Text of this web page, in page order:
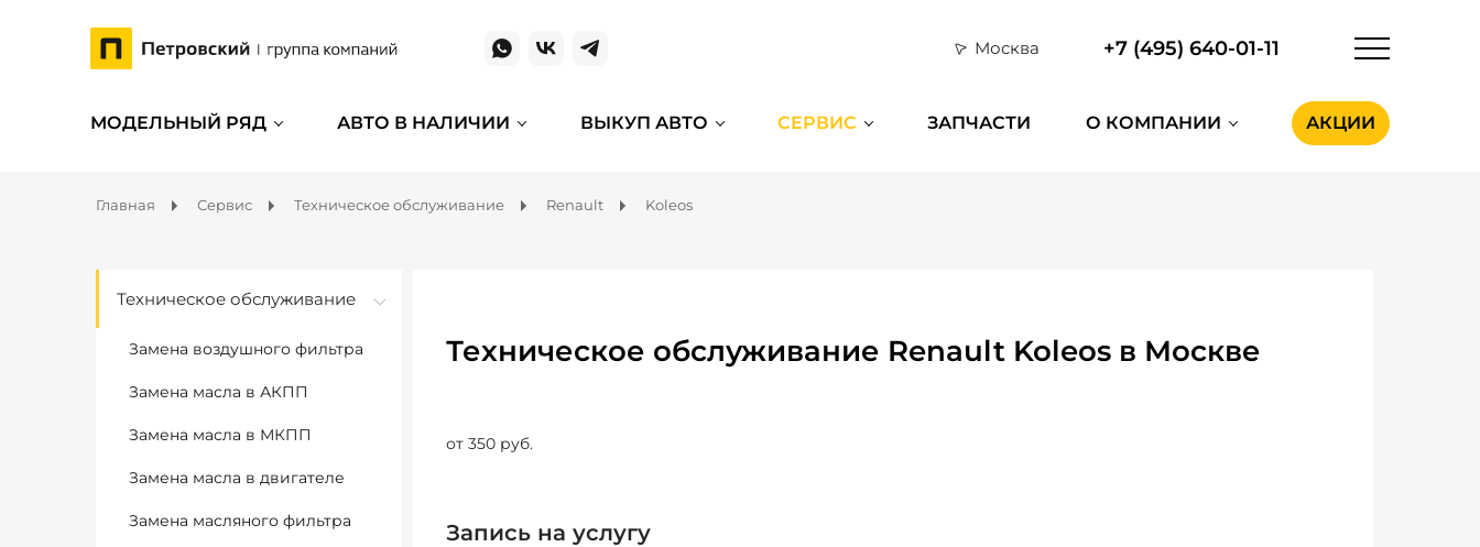
Москва +7 (495) 640-01-11
МОДЕЛЬНЫЙ РЯД АВТО В НАЛИЧИИ ВЫКУП АВТО СЕРВИС ЗАПЧАСТИ О КОМПАНИИ АКЦИИ
Главная Сервис Техническое обслуживание Renault Koleos
Техническое обслуживание
Замена воздушного фильтра
Замена масла в АКПП
Замена масла в МКПП
Замена масла в двигателе
Замена масляного фильтра
Техническое обслуживание Renault Koleos в Москве
от 350 руб.
Запись на услугу